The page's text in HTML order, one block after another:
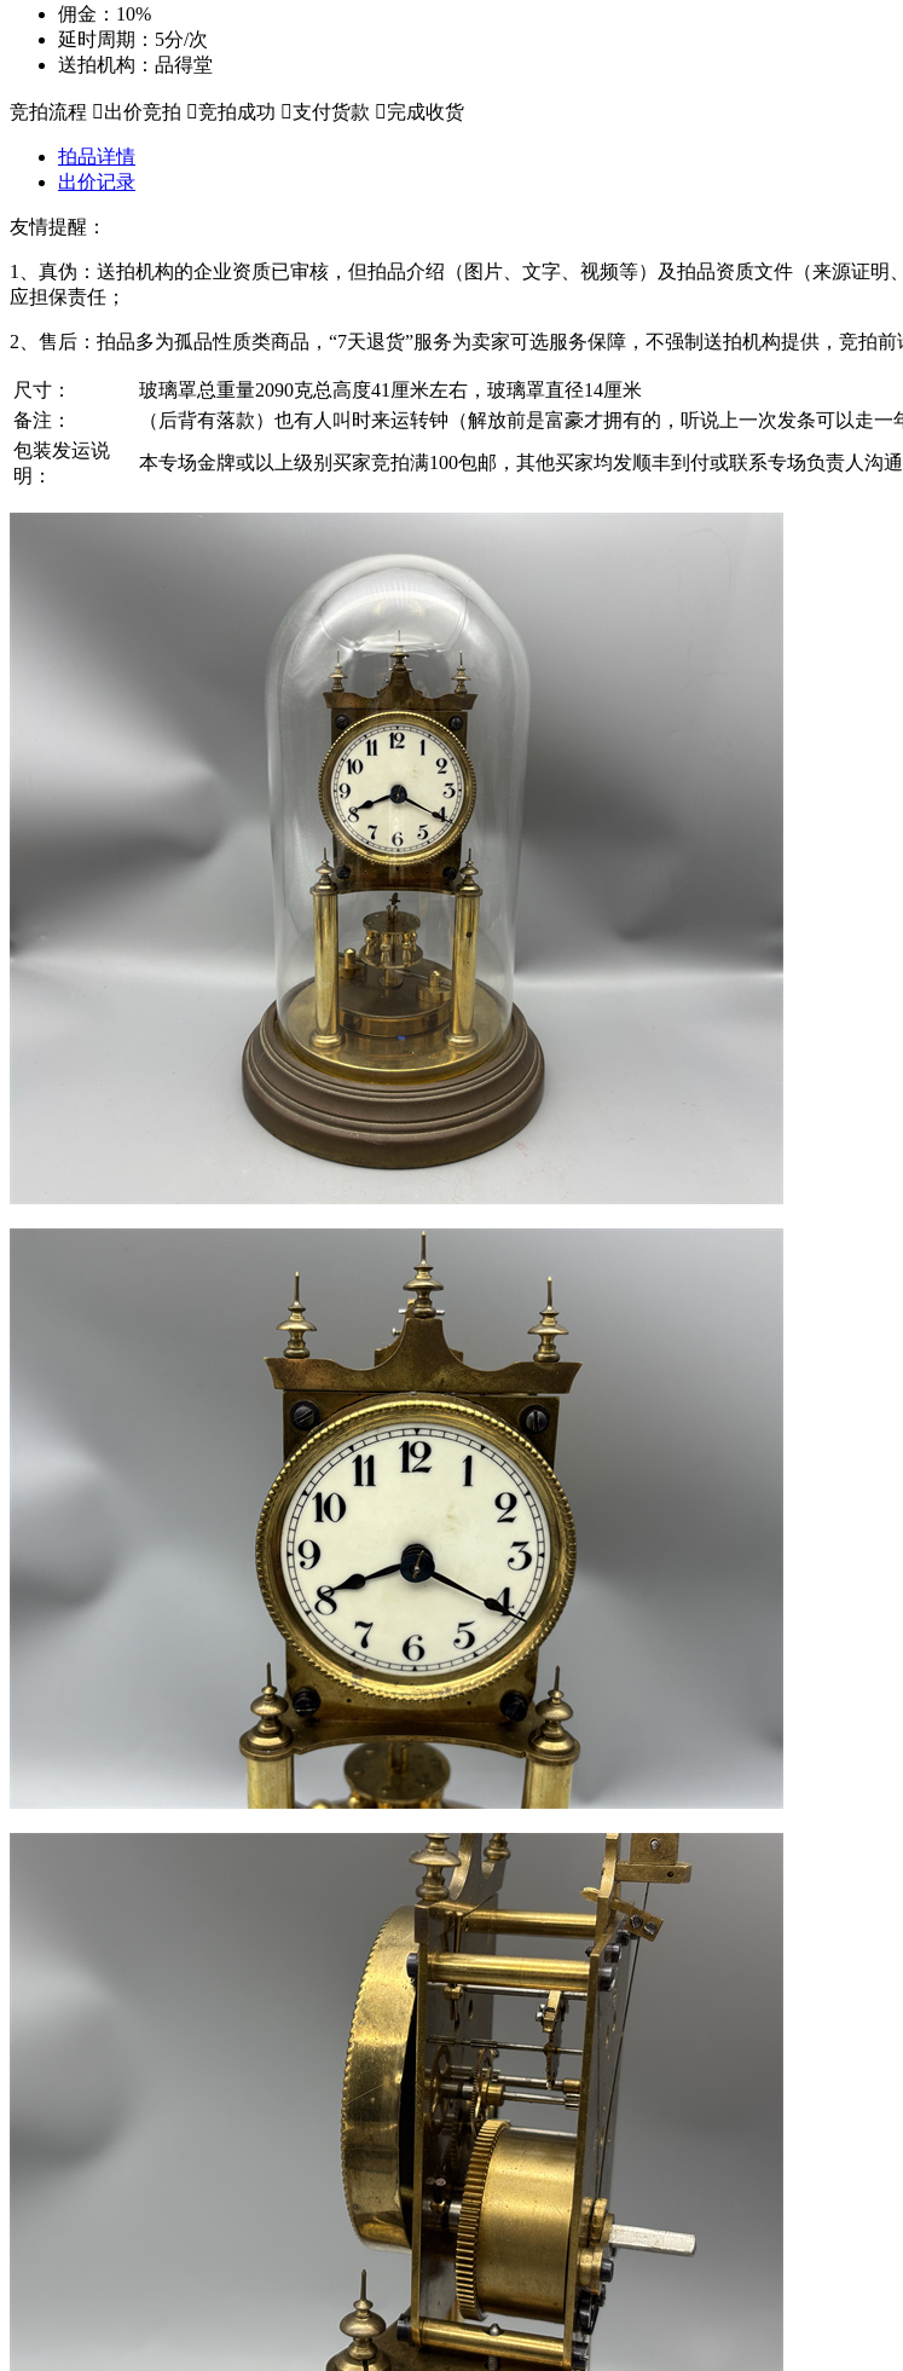
佣金：10%
延时周期：5分/次
送拍机构：品得堂
竞拍流程 出价竞拍 竞拍成功 支付货款 完成收货
拍品详情
出价记录
友情提醒：
1、真伪：送拍机构的企业资质已审核，但拍品介绍（图片、文字、视频等）及拍品资质文件（来源证
应担保责任；
2、售后：拍品多为孤品性质类商品，“7天退货”服务为卖家可选服务保障，不强制送拍机构提供，竞拍前
尺寸：
玻璃罩总重量2090克总高度41厘米左右，玻璃罩直径14厘米
备注：
（后背有落款）也有人叫时来运转钟（解放前是富豪才拥有的，听说上一次发条可以走
包装发运说
明：
本专场金牌或以上级别买家竞拍满100包邮，其他买家均发顺丰到付或联系专场负责人沟通